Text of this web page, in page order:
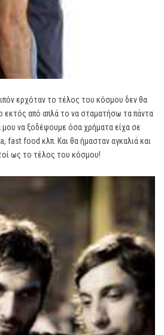
ερχόταν το τέλος του κόσμου δεν θα
εκτός από απλά το να σταματήσω τα πάντα
μου να ξοδέψουμε όσα χρήματα είχα σε
fast food κλπ. Και θα ήμασταν αγκαλιά και
ως το τέλος του κόσμου!